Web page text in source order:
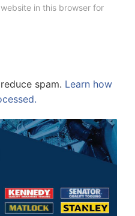
in this browser for
spam. Learn how